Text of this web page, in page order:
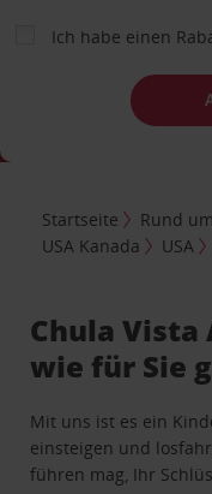
Ich habe einen
Startseite Rund
USA Kanada
USA
Chula
wie für Sie
Mit uns ist es ein
einsteigen und
führen mag, Ihr